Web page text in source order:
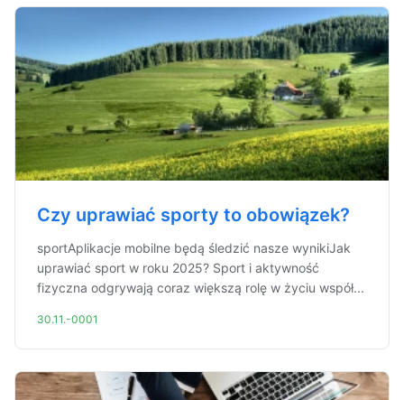
Czy uprawiać sporty to obowiązek?
sportAplikacje mobilne będą śledzić nasze wynikiJak
uprawiać sport w roku 2025? Sport i aktywność
fizyczna odgrywają coraz większą rolę w życiu współ...
30.11.-0001